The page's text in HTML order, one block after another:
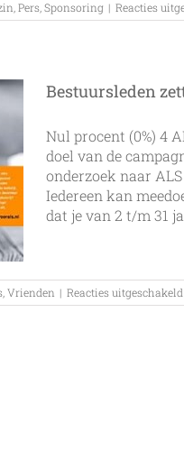
Pers Sponsoring | Reacties
Bestuursleden
Nul procent (0%) 4
doel van de
onderzoek naar
Iedereen kan
dat je van 2 t/m 31
Vrienden | Reacties uitgeschakeld